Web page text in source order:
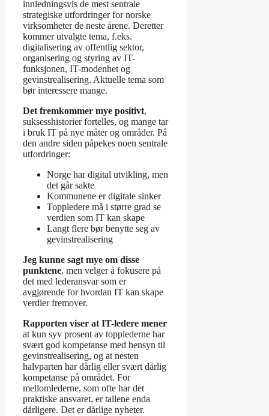
innledningsvis de mest sentrale
strategiske utfordringer for norske
virksomheter de neste årene. Deretter
kommer utvalgte tema, f.eks.
digitalisering av offentlig sektor,
organisering og styring av IT-
funksjonen, IT-modenhet og
gevinstrealisering. Aktuelle tema som
bør interessere mange.
Det fremkommer mye positivt,
suksesshistorier fortelles, og mange tar
i bruk IT på nye måter og områder. På
den andre siden påpekes noen sentrale
utfordringer:
Norge har digital utvikling, men
det går sakte
Kommunene er digitale sinker
Toppledere må i større grad se
verdien som IT kan skape
Langt flere bør benytte seg av
gevinstrealisering
Jeg kunne sagt mye om disse
punktene, men velger å fokusere på
det med lederansvar som er
avgjørende for hvordan IT kan skape
verdier fremover.
Rapporten viser at IT-ledere mener
at kun syv prosent av topplederne har
svært god kompetanse med hensyn til
gevinstrealisering, og at nesten
halvparten har dårlig eller svært dårlig
kompetanse på området. For
mellomlederne, som ofte har det
praktiske ansvaret, er tallene enda
dårligere. Det er dårlige nyheter.